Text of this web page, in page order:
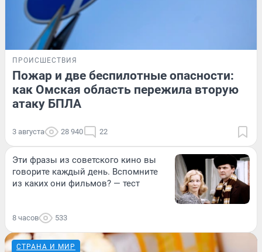
ПРОИСШЕСТВИЯ
Пожар и две беспилотные опасности:
как Омская область пережила вторую
атаку БПЛА
3 августа 28 940 22
Эти фразы из советского кино вы
говорите каждый день. Вспомните
из каких они фильмов? — тест
8 часов 533
СТРАНА И МИР